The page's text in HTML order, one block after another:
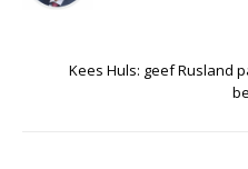
Kees Huls: geef Rusland